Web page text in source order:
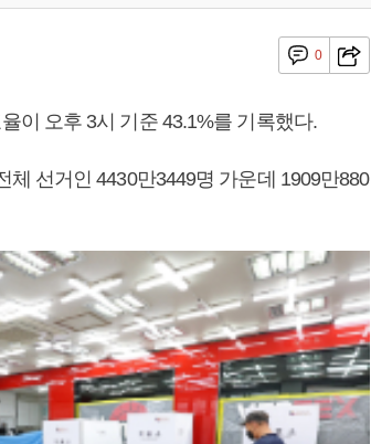
0
이 오후 3시 기준 43.1%를 기록했다.
선거인 4430만3449명 가운데 1909만880